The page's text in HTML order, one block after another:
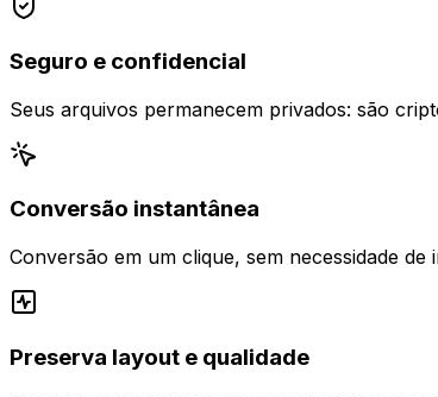
Seguro e confidencial
Seus arquivos permanecem privados: são
Conversão instantânea
Conversão em um clique, sem necessidade
Preserva layout e qualidade